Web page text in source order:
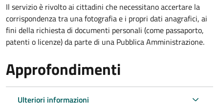
Il servizio è rivolto ai cittadini che necessitano accertare la
corrispondenza tra una fotografia e i propri dati anagrafici, ai
fini della richiesta di documenti personali (come passaporto,
patenti o licenze) da parte di una Pubblica Amministrazione.
Approfondimenti
Ulteriori informazioni